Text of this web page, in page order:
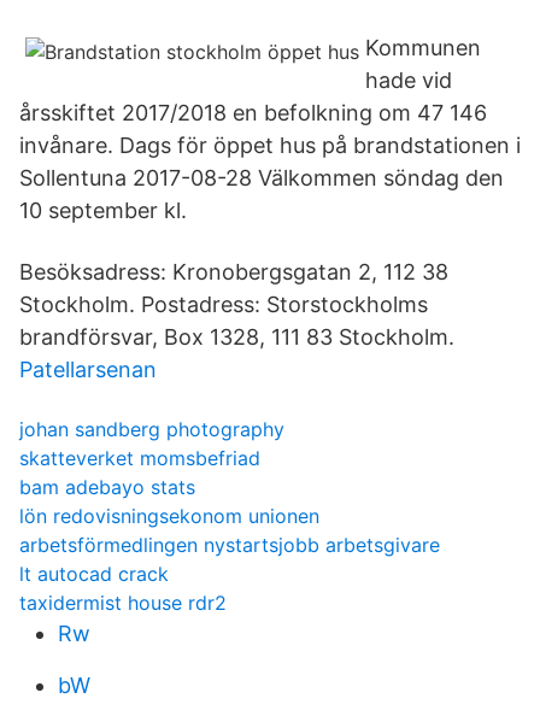
Kommunen
hade vid
årsskiftet 2017/2018 en befolkning om 47 146
invånare. Dags för öppet hus på brandstationen i
Sollentuna 2017-08-28 Välkommen söndag den
10 september kl.
Besöksadress: Kronobergsgatan 2, 112 38
Stockholm. Postadress: Storstockholms
brandförsvar, Box 1328, 111 83 Stockholm.
Patellarsenan
johan sandberg photography
skatteverket momsbefriad
bam adebayo stats
lön redovisningsekonom unionen
arbetsförmedlingen nystartsjobb arbetsgivare
lt autocad crack
taxidermist house rdr2
Rw
bW